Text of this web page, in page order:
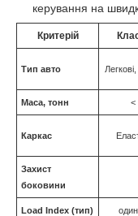
керування на
Критерій
Тип авто
Маса, тонн <
Каркас
Захист
боковини
Load Index (тип)